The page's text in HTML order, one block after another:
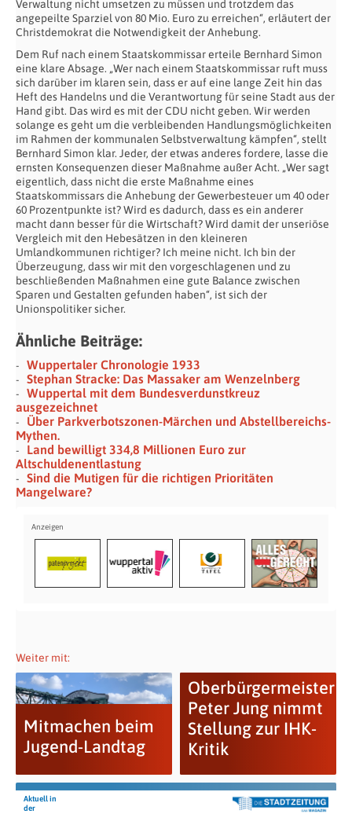
Verwaltung nicht umsetzen zu müssen und trotzdem das
angepeilte Sparziel von 80 Mio. Euro zu erreichen“, erläutert der
Christdemokrat die Notwendigkeit der Anhebung.
Dem Ruf nach einem Staatskommissar erteile Bernhard Simon
eine klare Absage. „Wer nach einem Staatskommissar ruft muss
sich darüber im klaren sein, dass er auf eine lange Zeit hin das
Heft des Handelns und die Verantwortung für seine Stadt aus der
Hand gibt. Das wird es mit der CDU nicht geben. Wir werden
solange es geht um die verbleibenden Handlungsmöglichkeiten
im Rahmen der kommunalen Selbstverwaltung kämpfen“, stellt
Bernhard Simon klar. Jeder, der etwas anderes fordere, lasse die
ernsten Konsequenzen dieser Maßnahme außer Acht. „Wer sagt
eigentlich, dass nicht die erste Maßnahme eines
Staatskommissars die Anhebung der Gewerbesteuer um 40 oder
60 Prozentpunkte ist? Wird es dadurch, dass es ein anderer
macht dann besser für die Wirtschaft? Wird damit der unseriöse
Vergleich mit den Hebesätzen in den kleineren
Umlandkommunen richtiger? Ich meine nicht. Ich bin der
Überzeugung, dass wir mit den vorgeschlagenen und zu
beschließenden Maßnahmen eine gute Balance zwischen
Sparen und Gestalten gefunden haben“, ist sich der
Unionspolitiker sicher.
Ähnliche Beiträge:
Wuppertaler Chronologie 1933
Stephan Stracke: Das Massaker am Wenzelnberg
Wuppertal mit dem Bundesverdunstkreuz
ausgezeichnet
Über Parkverbotszonen-Märchen und Abstellbereichs-
Mythen.
Land bewilligt 334,8 Millionen Euro zur
Altschuldenentlastung
Sind die Mutigen für die richtigen Prioritäten
Mangelware?
Weiter mit:
Mitmachen beim
Jugend-Landtag
Oberbürgermeister
Peter Jung nimmt
Stellung zur IHK-
Kritik
Aktuell in
der